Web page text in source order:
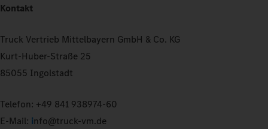
Kontakt
Truck Vertrieb Mittelbayern GmbH & Co. KG
Kurt-Huber-Straße 25
85055 Ingolstadt
Telefon: +49 841 938974-60
E-Mail: info@truck-vm.de